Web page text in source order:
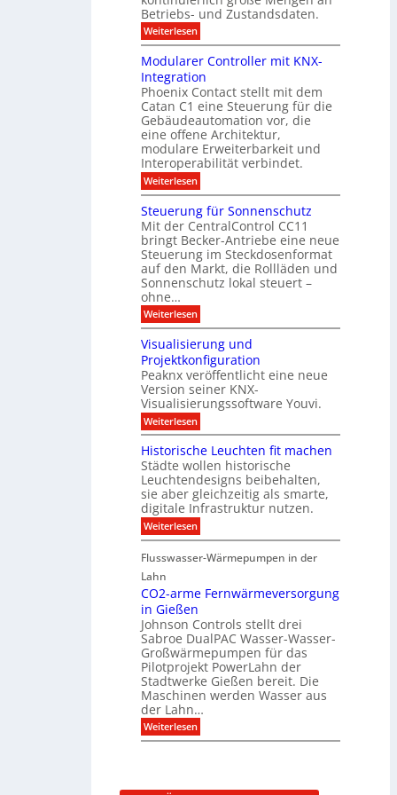
a
g
r
a
u
c
h
m
e
l
d
e
r
n
l
d
u
n
g
s
z
e
n
t
r
u
m
2
0
2
6
g
e
h
t
e
r
f
o
l
g
r
e
i
c
h
z
u
E
n
e
a
s
t
s
n
s
o
r
m
i
t
D
i
s
p
a
y
Betriebs- und Zustandsdaten.
Weiterlesen:
E
g
e
-
A
I
f
ü
r
G
e
b
u
d
e
:
D
a
t
e
n
a
n
a
l
y
s
e
d
i
r
e
k
t
i
n
d
e
r
n
r
a
s
t
r
u
k
t
u
r
Modularer Controller mit KNX-
Integration
Phoenix Contact stellt mit dem
Catan C1 eine Steuerung für die
Gebäudeautomation vor, die
eine offene Architektur,
modulare Erweiterbarkeit und
Interoperabilität verbindet.
Weiterlesen:
M
d
u
l
a
r
e
r
C
o
n
t
o
l
l
e
r
m
t
K
N
X
-
I
n
t
g
a
t
i
o
n
Steuerung für Sonnenschutz
Mit der CentralControl CC11
bringt Becker-Antriebe eine neue
Steuerung im Steckdosenformat
auf den Markt, die Rollläden und
Sonnenschutz lokal steuert –
ohne…
Weiterlesen:
S
e
u
e
r
u
n
g
f
ü
r
S
o
n
n
e
n
c
t
z
Visualisierung und
Projektkonfiguration
Peaknx veröffentlicht eine neue
Version seiner KNX-
Visualisierungssoftware Youvi.
Weiterlesen:
V
s
u
a
l
i
s
i
e
r
g
u
n
d
P
r
o
j
e
t
k
o
Historische Leuchten fit machen
Städte wollen historische
Leuchtendesigns beibehalten,
sie aber gleichzeitig als smarte,
digitale Infrastruktur nutzen.
Weiterlesen:
H
s
r
i
s
c
h
e
L
e
u
c
h
t
Flusswasser-Wärmepumpen in der
Lahn
CO2-arme Fernwärmeversorgung
in Gießen
Johnson Controls stellt drei
Sabroe DualPAC Wasser-Wasser-
Großwärmepumpen für das
Pilotprojekt PowerLahn der
Stadtwerke Gießen bereit. Die
Maschinen werden Wasser aus
der Lahn…
Weiterlesen:
C
a